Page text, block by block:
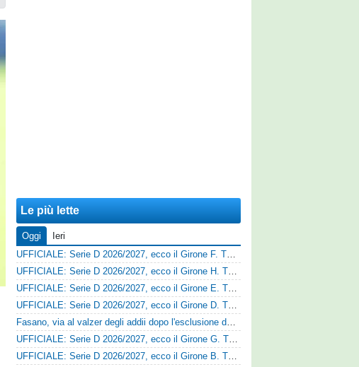
Le più lette
Oggi
Ieri
UFFICIALE: Serie D 2026/2027, ecco il Girone F. Tutte le squadre
UFFICIALE: Serie D 2026/2027, ecco il Girone H. Tutte le squadre
UFFICIALE: Serie D 2026/2027, ecco il Girone E. Tutte le squadre
UFFICIALE: Serie D 2026/2027, ecco il Girone D. Tutte le squadre
Fasano, via al valzer degli addii dopo l'esclusione dalla Serie D: Salzano verso una big campana
UFFICIALE: Serie D 2026/2027, ecco il Girone G. Tutte le squadre
UFFICIALE: Serie D 2026/2027, ecco il Girone B. Tutte le squadre